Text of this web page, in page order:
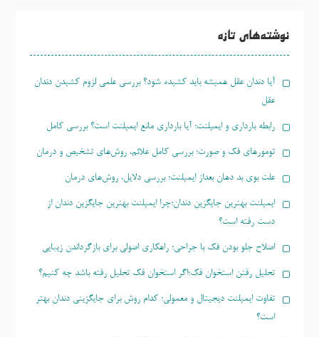
نوشته‌های تازه
آیا دندان عقل همیشه باید کشیده شود؟ بررسی علمی لزوم کشیدن دندان
عقل
رابطه بارداری و ایمپلنت؛ آیا بارداری مانع ایمپلنت است؟ بررسی کامل
تومورهای فک و صورت؛ بررسی کامل علائم، روش‌های تشخیص و درمان
علت بوی بد دهان بعداز ایمپلنت؛ بررسی دلایل، روش‌های درمان
ایمپلنت بهترین جایگزین دندان؛چرا ایمپلنت بهترین جایگزین دندان از
دست رفته است؟
اصلاح جلو بودن فک با جراحی؛ راهکاری اصولی برای بازگرداندن زیبایی
تحلیل رفتن استخوان فک؛اگر استخوان فک تحلیل رفته باشد چه کنیم؟
تفاوت ایمپلنت دیجیتال و معمولی؛ کدام روش برای جایگزینی دندان بهتر
است؟